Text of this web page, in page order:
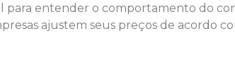
para entender o comportamento do
ajustem seus preços de acordo